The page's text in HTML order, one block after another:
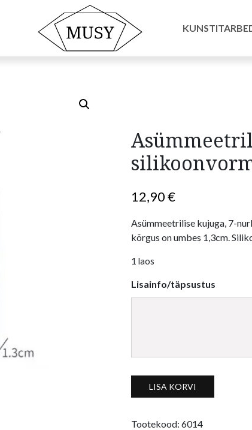
/ Asümmeetriline 7-nurkne silikoonvorm
12,90€
Asümmeetrilise kujuga, 7-
kõrgus on umbes 1,3cm.
1 laos
Lisainfo/täpsustus
Asümmeetriline 7-nurkne
LISA KORVI
Tootekood:6014